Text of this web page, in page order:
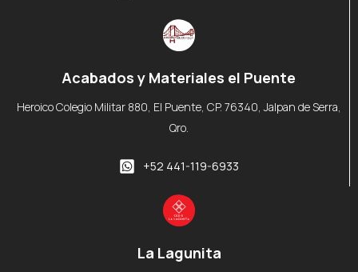
Acabados y Materiales el Puente
Heroico Colegio Militar 880, El Puente, CP. 76340, Jalpan de Serra,
Qro.
+52 441-119-6933
La Lagunita